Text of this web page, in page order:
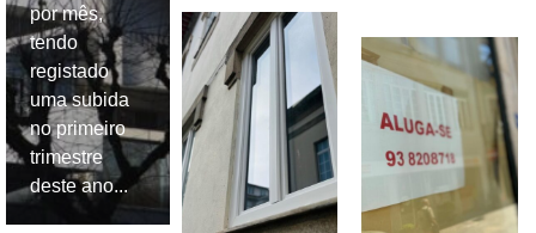
por mês,
tendo
registado
uma subida
no primeiro
trimestre
deste ano...